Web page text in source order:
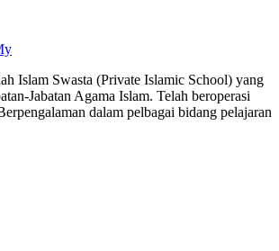
Islam Swasta (Private Islamic School) yang
Jabatan Agama Islam. Telah beroperasi
dalam pelbagai bidang pelajaran